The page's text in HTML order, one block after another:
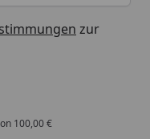
zur
100,00 €